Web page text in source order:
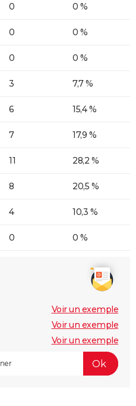
0 0 %
0 0 %
0 0 %
3 7,7 %
6 15,4 %
7 17,9 %
11 28,2 %
8 20,5 %
4 10,3 %
0 0 %
Voir un exemple
Voir un exemple
Voir un exemple